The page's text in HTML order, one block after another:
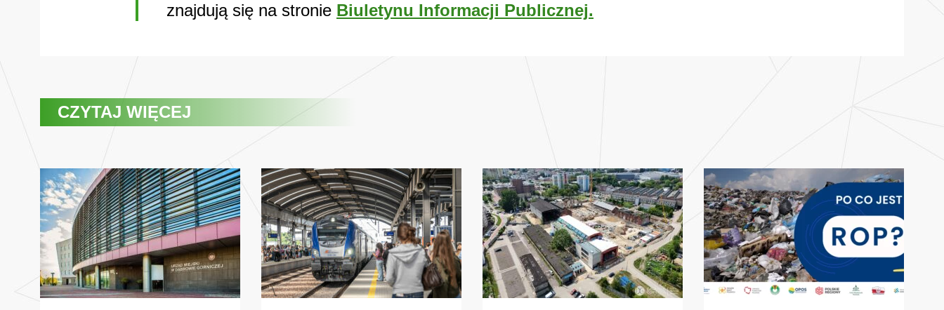
znajdują się na stronie Biuletynu Informacji Publicznej.
CZYTAJ WIĘCEJ